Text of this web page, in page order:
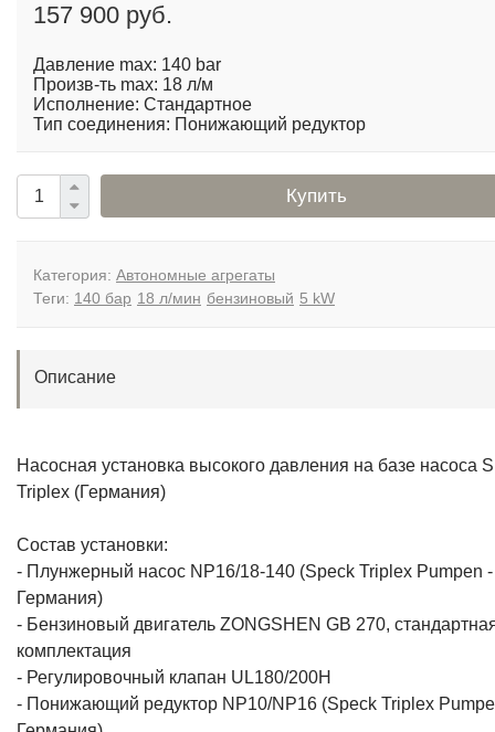
157 900 руб.
Давление max: 140 bar
Произв-ть max: 18 л/м
Исполнение: Стандартное
Тип соединения: Понижающий редуктор
Купить
Категория: Автономные агрегаты
Теги: 140 бар 18 л/мин бензиновый 5 kW
Описание
Насосная установка высокого давления на базе насоса
Triplex (Германия)
Состав установки:
- Плунжерный насос NP16/18-140 (Speck Triplex Pumpen -
Германия)
- Бензиновый двигатель ZONGSHEN GB 270,
комплектация
- Регулировочный клапан UL180/200H
- Понижающий редуктор NP10/NP16 (Speck Triplex